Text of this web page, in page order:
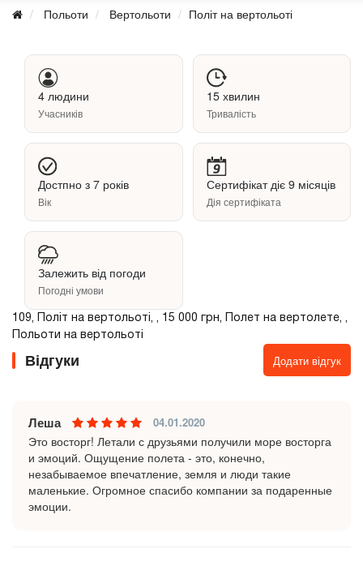
Польоти Вертольоти Політ на вертольоті
4 людини
Учасників
15 хвилин
Тривалість
Достпно з 7 років
Вік
Сертифікат діє 9 місяців
Дія сертифіката
Залежить від погоди
Погодні умови
109, Політ на вертольоті, , 15 000 грн, Полет на вертолете, ,
Польоти на вертольоті
Відгуки Додати відгук
Леша 04.01.2020
Это восторг! Летали с друзьями получили море восторга
и эмоций. Ощущение полета - это, конечно,
незабываемое впечатление, земля и люди такие
маленькие. Огромное спасибо компании за подаренные
эмоции.